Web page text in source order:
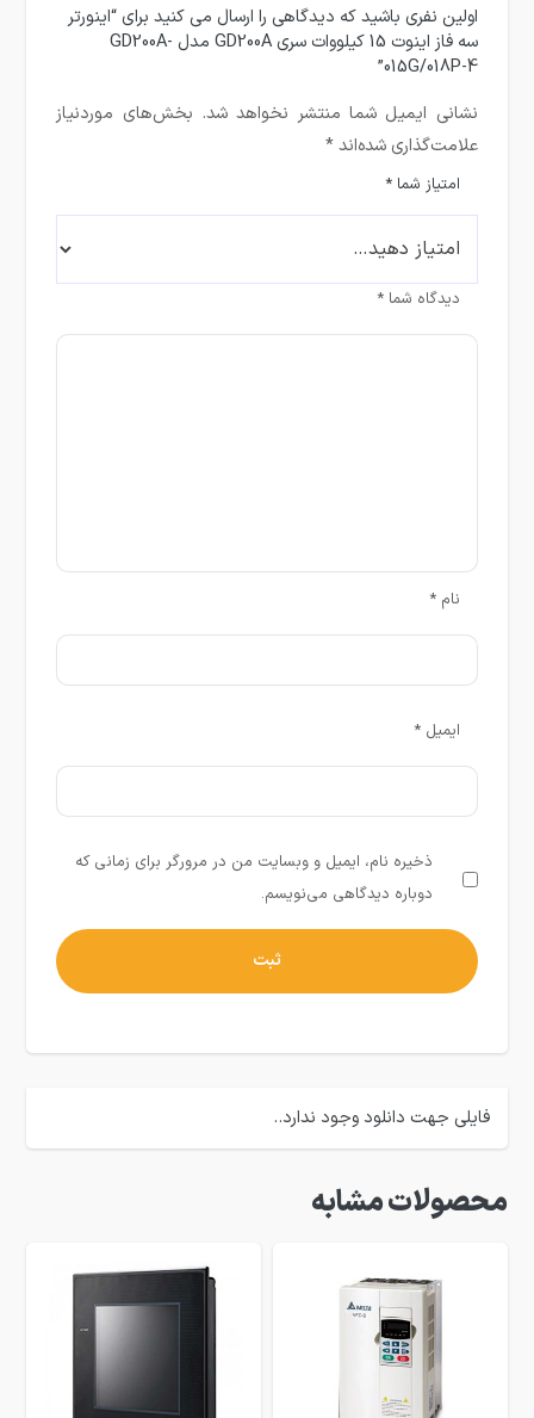
اولین نفری باشید که دیدگاهی را ارسال می کنید برای “اینورتر
سه فاز اینوت 15 کیلووات سری GD200A مدل GD200A-
015G/018P-4”
نشانی ایمیل شما منتشر نخواهد شد. بخش‌های موردنیاز
علامت‌گذاری شده‌اند*
امتیاز شما*
دیدگاه شما*
نام*
ایمیل*
ذخیره نام، ایمیل و وبسایت من در مرورگر برای زمانی که
دوباره دیدگاهی می‌نویسم.
فایلی جهت دانلود وجود ندارد..
محصولات مشابه